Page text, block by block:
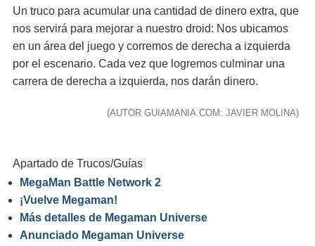
Un truco para acumular una cantidad de dinero extra, que
nos servirá para mejorar a nuestro droid: Nos ubicamos
en un área del juego y corremos de derecha a izquierda
por el escenario. Cada vez que logremos culminar una
carrera de derecha a izquierda, nos darán dinero.
(AUTOR GUIAMANIA.COM: JAVIER MOLINA)
Apartado de Trucos/Guías
MegaMan Battle Network 2
¡Vuelve Megaman!
Más detalles de Megaman Universe
Anunciado Megaman Universe